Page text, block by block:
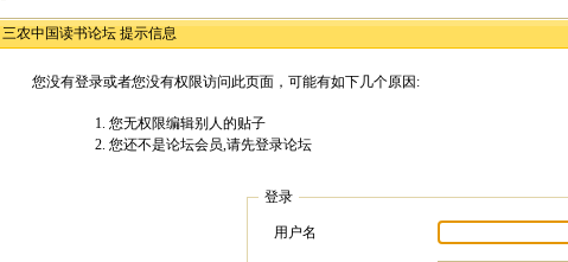
三农中国读书论坛 提示信息
您没有登录或者您没有权限访问此页面，可能有如下几个原因:
您无权限编辑别人的贴子
您还不是论坛会员,请先登录论坛
登录
用户名